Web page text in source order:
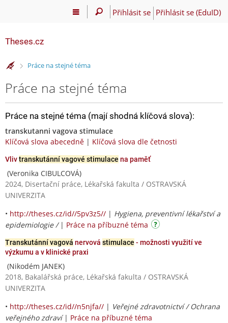
Přihlásit se Přihlásit se (EduID)
Theses.cz
>Práce na stejné téma
Práce na stejné téma
Práce na stejné téma (mají shodná klíčová slova):
transkutanni vagova stimulace
Klíčová slova abecedně | Klíčová slova dle četnosti
Vlivtranskutánní vagové stimulace na paměť
(Veronika CIBULCOVÁ)
2024, Disertační práce, Lékařská fakulta / OSTRAVSKÁ
UNIVERZITA
• http://theses.cz/id//5pv3z5// | Hygiena, preventivní lékařství a
epidemiologie / | Práce na příbuzné téma
Transkutánní vagová nervová stimulace - možnosti využití ve
výzkumu a v klinické praxi
(Nikodém JANEK)
2018, Bakalářská práce, Lékařská fakulta / OSTRAVSKÁ
UNIVERZITA
• http://theses.cz/id//n5njfa// | Veřejné zdravotnictví / Ochrana
veřejného zdraví| Práce na příbuzné téma